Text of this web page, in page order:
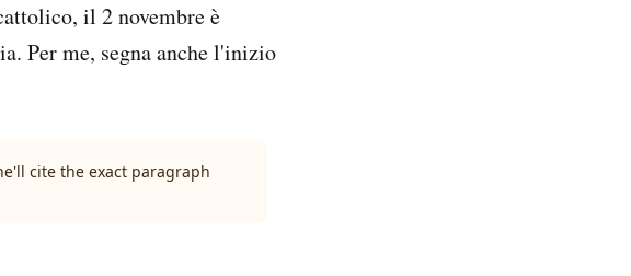
il 2 novembre è
Per me, segna anche l'inizio
cite the exact paragraph